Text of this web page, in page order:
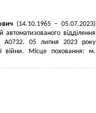
(14.10.1965 – 05.07.2023)
відділення
А0732. 05 липня 2023 року
війни. Місце поховання: м.